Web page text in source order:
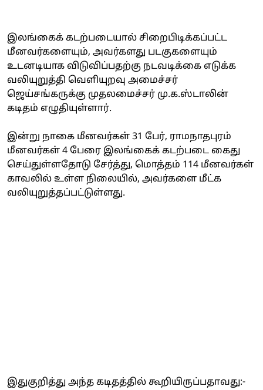
இலங்கைக் கடற்படையால் சிறைபிடிக்கப்பட்ட
மீனவர்களையும், அவர்களது படகுகளையும்
உடனடியாக விடுவிப்பதற்கு நடவடிக்கை எடுக்க
வலியுறுத்தி வெளியுறவு அமைச்சர்
ஜெய்சங்கருக்கு முதலமைச்சர் மு.க.ஸ்டாலின்
கடிதம் எழுதியுள்ளார்.
இன்று நாகை மீனவர்கள் 31 பேர், ராமநாதபுரம்
மீனவர்கள் 4 பேரை இலங்கைக் கடற்படை கைது
செய்துள்ளதோடு சேர்த்து, மொத்தம் 114 மீனவர்கள்
காவலில் உள்ள நிலையில், அவர்களை மீட்க
வலியுறுத்தப்பட்டுள்ளது.
இதுகுறித்து அந்த கடிதத்தில் கூறியிருப்பதாவது:-